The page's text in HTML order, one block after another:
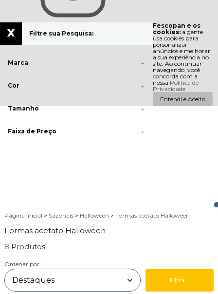
x Filtre sua Pesquisa:
Marca
Cor
Tamanho
Faixa de Preço
Fescopan e os
cookies:a gente
usa cookies para
personalizar
anúncios e melhorar
a sua experiência no
site. Ao continuar
navegando, você
concorda com a
nossa Política de
Privacidade
Entendi e Aceito
Página Inicial > Sazonais > Halloween > Formas acetato Halloween
Formas acetato Halloween
8
Ordenar por:
Filtrar